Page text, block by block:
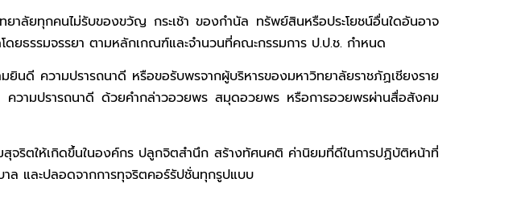
ทุกคนไม่รับของขวัญ กระเช้า ของกำนัล ทรัพย์สินหรือประโยชน์อื่นใดอันอาจ
ยธรรมจรรยา ตามหลักเกณฑ์และจำนวนที่คณะกรรมการ ป.ป.ช. กำหนด
วามปรารถนาดี หรือขอรับพรจากผู้บริหารของมหาวิทยาลัยราชภัฏเชียงราย
ความปรารถนาดี ด้วยคำกล่าวอวยพร สมุดอวยพร หรือการอวยพรผ่านสื่อสังคม
ให้เกิดขึ้นในองค์กร ปลูกจิตสำนึก สร้างทัศนคติ ค่านิยมที่ดีในการปฏิบัติหน้าที่
ล และปลอดจากการทุจริตคอร์รัปชั่นทุกรูปแบบ